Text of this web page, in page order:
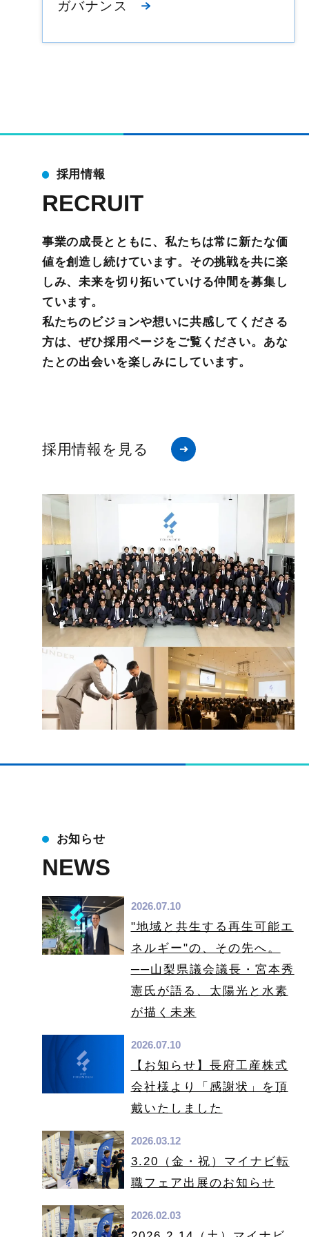
ガバナンス
採用情報
RECRUIT
事業の成長とともに、私たちは常に新たな価
値を創造し続けています。その挑戦を共に楽
しみ、未来を切り拓いていける仲間を募集し
ています。
私たちのビジョンや想いに共感してくださる
方は、ぜひ採用ページをご覧ください。あな
たとの出会いを楽しみにしています。
採用情報を見る
お知らせ
NEWS
2026.07.10
"地域と共生する再生可能エ
ネルギー"の、その先へ。
──山梨県議会議長・宮本秀
憲氏が語る、太陽光と水素
が描く未来
2026.07.10
【お知らせ】長府工産株式
会社様より「感謝状」を頂
戴いたしました
2026.03.12
3.20（金・祝）マイナビ転
職フェア出展のお知らせ
2026.02.03